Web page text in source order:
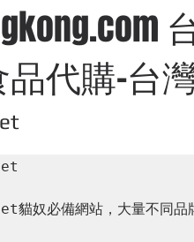
台灣代購網站
代購-台
貓奴必備網站，大量不同品